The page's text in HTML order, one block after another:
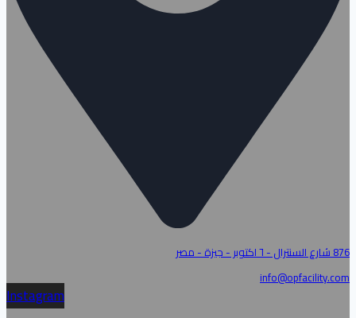
876 شارع السنترال - ٦ اكتوبر - جيزة - مصر
info@opfacility.com
Instagram